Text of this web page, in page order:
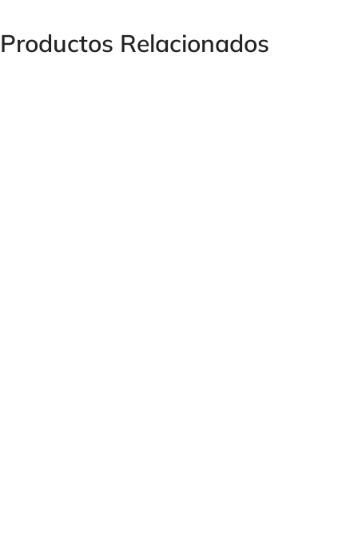
Productos Relacionados